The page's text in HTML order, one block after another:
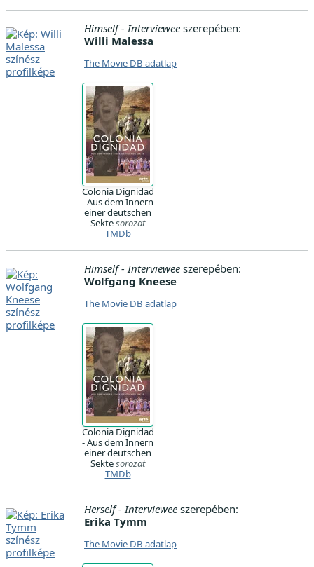
Himself - Interviewee szerepében:
Willi Malessa
The Movie DB adatlap
Colonia Dignidad
- Aus dem Innern
einer deutschen
Sektesorozat
TMDb
Himself - Interviewee szerepében:
Wolfgang Kneese
The Movie DB adatlap
Colonia Dignidad
- Aus dem Innern
einer deutschen
Sektesorozat
TMDb
Herself - Interviewee szerepében:
Erika Tymm
The Movie DB adatlap